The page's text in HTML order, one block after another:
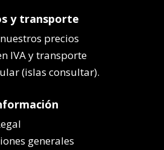
y transporte
precios
IVA y transporte
(islas consultar).
generales